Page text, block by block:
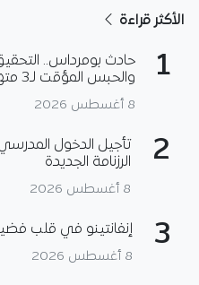
الأكثر قراءة
1
حادث بومرداس..
والحبس المؤقت لـ3 متهمين
8 أغسطس 2026
2
الرزنامة الجديدة
8 أغسطس 2026
3 إنفانتينو في قلب
8 أغسطس 2026